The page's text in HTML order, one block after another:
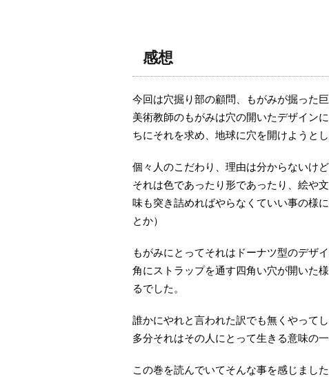
感想
今回は穴掘り部の顧問、もがみが掘った
美術教師のもがみは穴の開いたデザイン
ちにそれを求め、地球に穴を開けようと
個々人のこだわり、理由は分からないけ
それは色であったり形であったり、絵や
味も突き詰めればやらなくていい事の様
とか）
もがみにとってそれはドーナツ型のデザ
角にストラップを通す四角い穴が開いた
るでした。
誰かにやれと言われた訳でも無くやってし
多分それはその人にとって生きる意味の一
この巻を読んでいてそんな事を感じました